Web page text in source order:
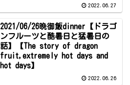
2022.06.27
2021/06/26晩御飯dinner【ドラゴ
ンフルーツと酷暑日と猛暑日の
話】【The story of dragon
fruit,extremely hot days and
hot days】
2022.06.26